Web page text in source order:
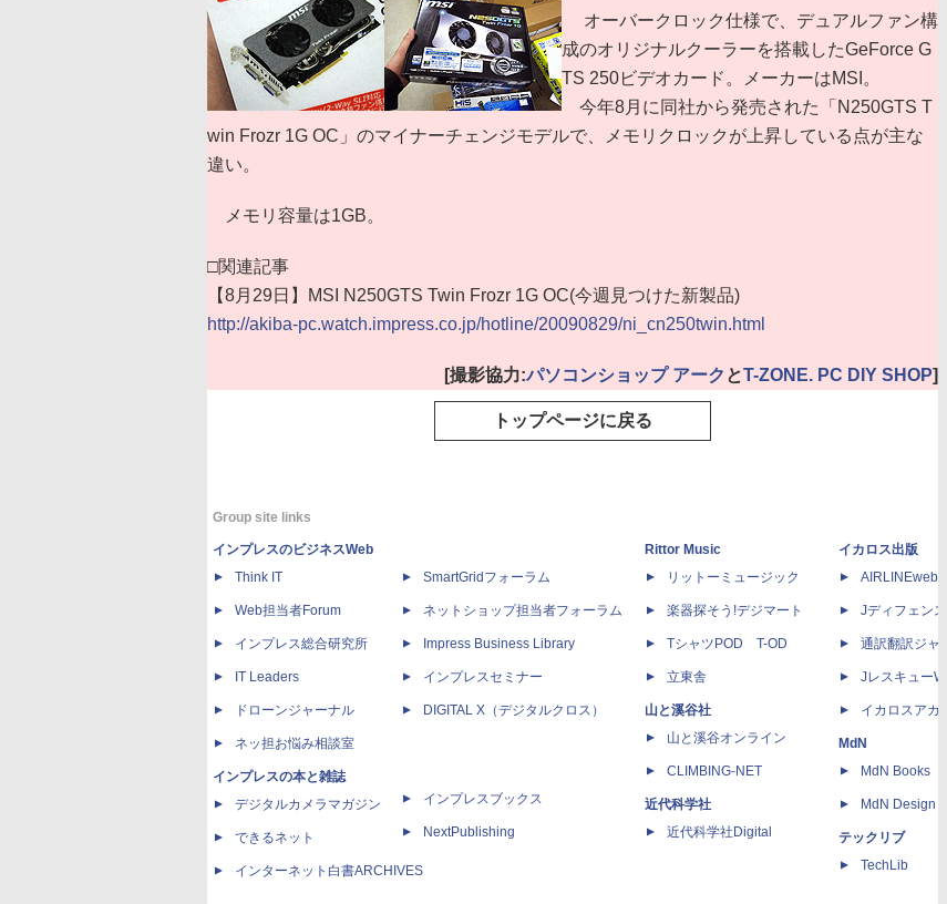
オーバークロック仕様で、デュアルファン構
成のオリジナルクーラーを搭載したGeForce G
TS 250ビデオカード。メーカーはMSI。
今年8月に同社から発売された「N250GTS T
win Frozr 1G OC」のマイナーチェンジモデルで、メモリクロックが上昇している点が主な
違い。
メモリ容量は1GB。
□関連記事
【8月29日】MSI N250GTS Twin Frozr 1G OC(今週見つけた新製品)
http://akiba-pc.watch.impress.co.jp/hotline/20090829/ni_cn250twin.html
[撮影協力:パソコンショップ アーク とT-ZONE. PC DIY SHOP]
トップページに戻る
Group site links
インプレスのビジネスWeb
Think IT
Web担当者Forum
インプレス総合研究所
IT Leaders
ドローンジャーナル
ネッ担お悩み相談室
インプレスの本と雑誌
デジタルカメラマガジン
できるネット
インターネット白書ARCHIVES
SmartGridフォーラム
ネットショップ担当者フォーラム
Impress Business Library
インプレスセミナー
DIGITAL X（デジタルクロス）
インプレスブックス
NextPublishing
Rittor Music
リットーミュージック
楽器探そう!デジマート
TシャツPOD T-OD
立東舎
山と溪谷社
山と溪谷オンライン
CLIMBING-NET
近代科学社
近代科学社Digital
イカロス出版
AIRLINEweb
Jディフェンス
通訳翻訳ジャ
Jレスキュー
イカロスアカ
MdN
MdN Books
MdN Design
テックリブ
TechLib